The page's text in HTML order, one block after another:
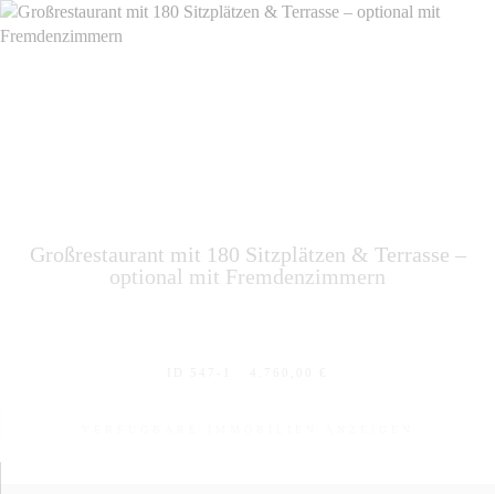
Großrestaurant mit 180 Sitzplätzen & Terrasse –
optional mit Fremdenzimmern